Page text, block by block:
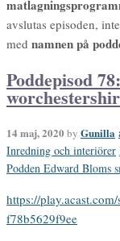
avslutas episoden,
med namnen på
Poddepisod
14 maj, 2020 by Gunilla
Inredning och interiörer
Podden Edward Bloms
https://
f78b5629f9ee